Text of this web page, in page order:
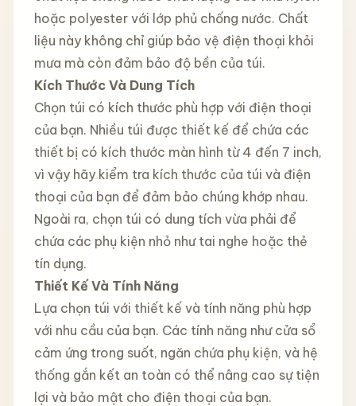
hoặc polyester với lớp phủ chống nước. Chất
liệu này không chỉ giúp bảo vệ điện thoại khỏi
mưa mà còn đảm bảo độ bền của túi.
Kích Thước Và Dung Tích
Chọn túi có kích thước phù hợp với điện thoại
của bạn. Nhiều túi được thiết kế để chứa các
thiết bị có kích thước màn hình từ 4 đến 7 inch,
vì vậy hãy kiểm tra kích thước của túi và điện
thoại của bạn để đảm bảo chúng khớp nhau.
Ngoài ra, chọn túi có dung tích vừa phải để
chứa các phụ kiện nhỏ như tai nghe hoặc thẻ
tín dụng.
Thiết Kế Và Tính Năng
Lựa chọn túi với thiết kế và tính năng phù hợp
với nhu cầu của bạn. Các tính năng như cửa sổ
cảm ứng trong suốt, ngăn chứa phụ kiện, và hệ
thống gắn kết an toàn có thể nâng cao sự tiện
lợi và bảo mật cho điện thoại của bạn.